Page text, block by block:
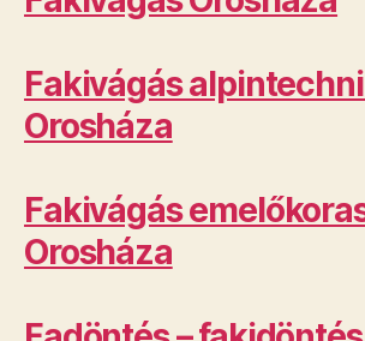
Fakivágás
Orosháza
Fakivágás
Orosháza